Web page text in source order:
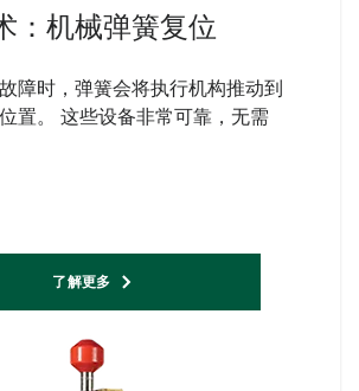
：机械弹簧复位
障时，弹簧会将执行机构推动到
置。 这些设备非常可靠，无需
了解更多